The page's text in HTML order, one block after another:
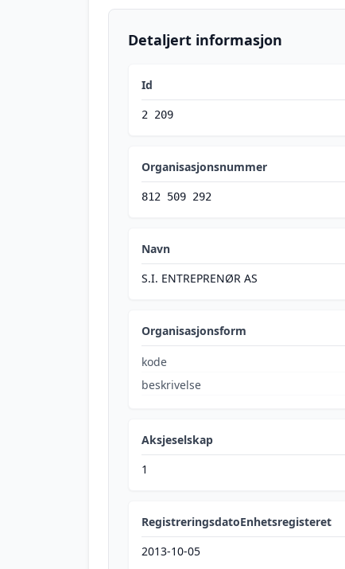
Detaljert informasjon
Id
2 209
Organisasjonsnummer
812 509 292
Navn
S.I. ENTREPRENØR AS
Organisasjonsform
kode
beskrivelse
Aksjeselskap
1
RegistreringsdatoEnhetsregisteret
2013-10-05